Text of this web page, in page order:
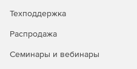
Техподдержка
Распродажа
Семинары и вебинары